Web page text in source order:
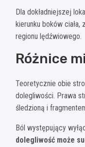
Dla dokładniejszej
kierunku boków
regionu lędźwiowego.
Różnice
Teoretycznie obie
dolegliwości. Prawa
śledzioną i
Ból występujący
dolegliwość może